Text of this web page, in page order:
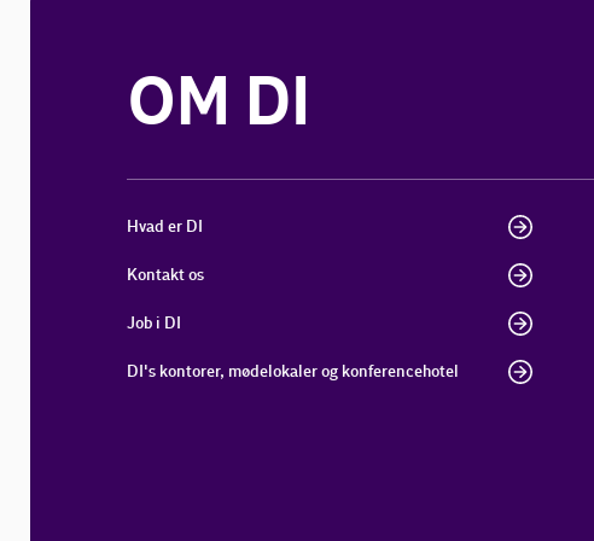
OM DI
Hvad er DI
Kontakt os
Job i DI
DI's kontorer, mødelokaler og konferencehotel